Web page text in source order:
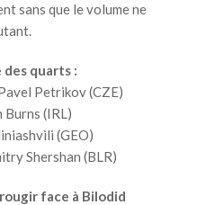
sans que le volume ne
des quarts :
Petrikov (CZE)
(IRL)
(GEO)
Shershan (BLR)
face à Bilodid